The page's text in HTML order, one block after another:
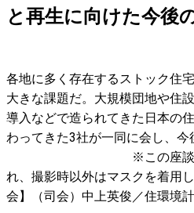
と再生に向けた今後
各地に多く存在するストック住
大きな課題だ。大規模団地や住
導入などで造られてきた日本の
わってきた3社が一同に会し、今
※この座談会は11
れ、撮影時以外はマスクを着用
会】（司会）中上英俊／住環境